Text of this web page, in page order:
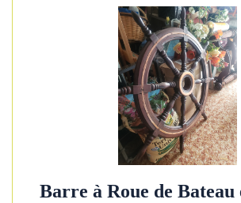
Barre à Roue de Bateau